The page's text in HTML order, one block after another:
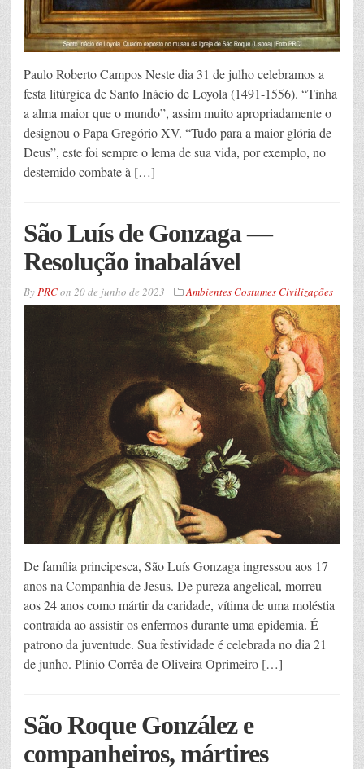
Paulo Roberto Campos Neste dia 31 de julho celebramos a
festa litúrgica de Santo Inácio de Loyola (1491-1556). “Tinha
a alma maior que o mundo”, assim muito apropriadamente o
designou o Papa Gregório XV. “Tudo para a maior glória de
Deus”, este foi sempre o lema de sua vida, por exemplo, no
destemido combate à […]
São Luís de Gonzaga —
Resolução inabalável
ByPRCon 20 de junho de 2023 Ambientes Costumes Civilizações
De família principesca, São Luís Gonzaga ingressou aos 17
anos na Companhia de Jesus. De pureza angelical, morreu
aos 24 anos como mártir da caridade, vítima de uma moléstia
contraída ao assistir os enfermos durante uma epidemia. É
patrono da juventude. Sua festividade é celebrada no dia 21
de junho. Plinio Corrêa de Oliveira Oprimeiro […]
São Roque González e
companheiros, mártires